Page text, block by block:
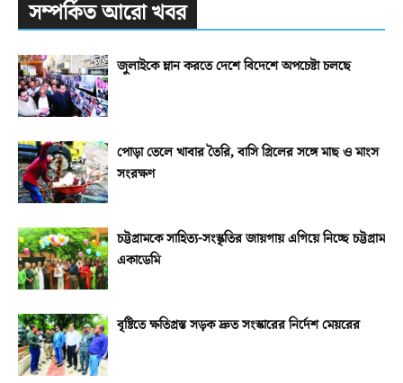
সম্পর্কিত আরো খবর
জুলাইকে ম্লান করতে দেশে বিদেশে অপচেষ্টা চলছে
পোড়া তেলে খাবার তৈরি, বাসি গ্রিলের সঙ্গে মাছ ও মাংস
সংরক্ষণ
চট্টগ্রামকে সাহিত্য-সংস্কৃতির জায়গায় এগিয়ে নিচ্ছে চট্টগ্রাম
একাডেমি
বৃষ্টিতে ক্ষতিগ্রস্ত সড়ক দ্রুত সংস্কারের নির্দেশ মেয়রের